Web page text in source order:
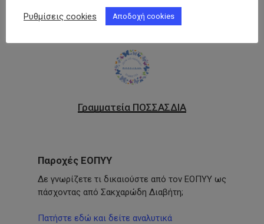
Γραμματεία ΠΟΣΣΑΣΔΙΑ
Παροχές ΕΟΠΥΥ
Δε γνωρίζετε τι δικαιούστε από τον ΕΟΠΥΥ ως
πάσχοντας από Σακχαρώδη Διαβήτη;
Πατήστε εδώ και δείτε αναλυτικά
Ρυθμίσεις cookies Αποδοχή cookies